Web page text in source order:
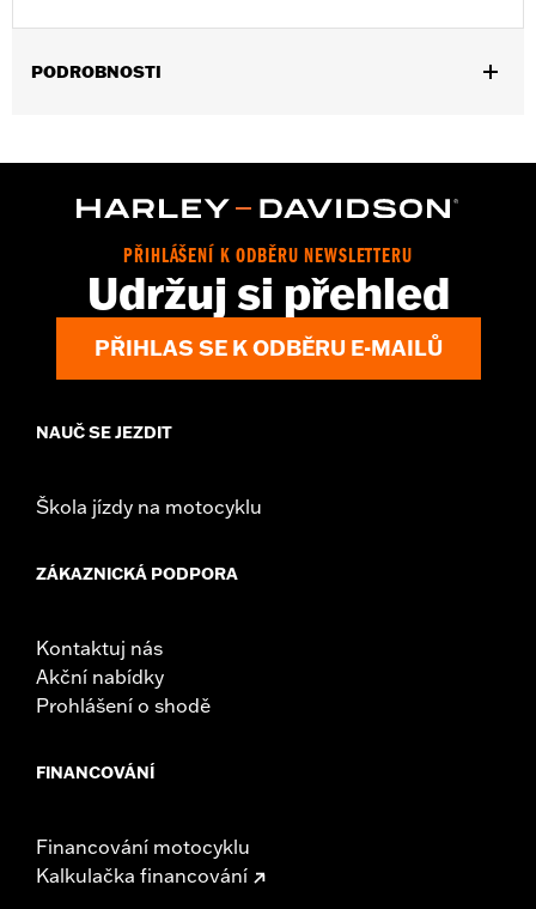
PODROBNOSTI
WARRANTY:1 year limited warranty – Go towww.h-
d.com/warranty
for full details
PŘIHLÁŠENÍ K ODBĚRU NEWSLETTERU
Udržuj si přehled
PŘIHLAS SE K ODBĚRU E-MAILŮ
NAUČ SE JEZDIT
Škola jízdy na motocyklu
ZÁKAZNICKÁ PODPORA
Kontaktuj nás
Akční nabídky
Prohlášení o shodě
FINANCOVÁNÍ
Financování motocyklu
Kalkulačka financování